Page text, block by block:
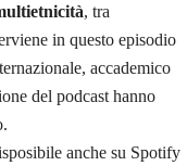
, tra
in questo episodio
accademico
del podcast hanno
anche su Spotify